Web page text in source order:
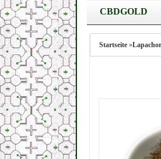
CBDGOLD
Startseite »